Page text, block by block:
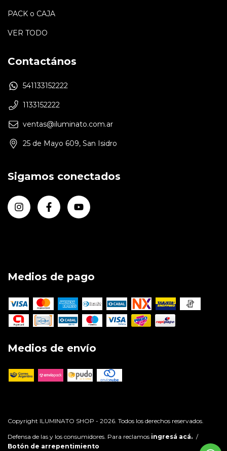
PACK o CAJA
VER TODO
Contactános
541133152222
1133152222
ventas@iluminato.com.ar
25 de Mayo 609, San Isidro
Sigamos conectados
Medios de pago
Medios de envío
Copyright ILUMINATO SHOP - 2026. Todos los derechos reservados.
Defensa de las y los consumidores. Para reclamos ingresá acá. /
Botón de arrepentimiento